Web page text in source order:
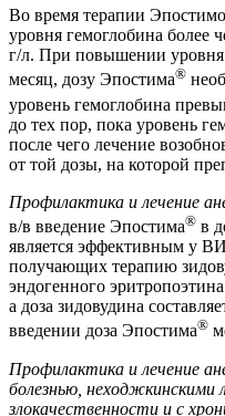
Во время терапии
уровня гемоглобина более
г/л. При повышении уровня
месяц, дозу Эпостима®
уровень гемоглобина
до тех пор, пока уровень
после чего лечение
от той дозы, на которой
Профилактика и лечение
в/в введение Эпостима® в
является эффективным у
получающих терапию
эндогенного
а доза зидовудина
введении доза Эпостима®
Профилактика и лечение
болезнью, неходжкинскими
злокачественности и с